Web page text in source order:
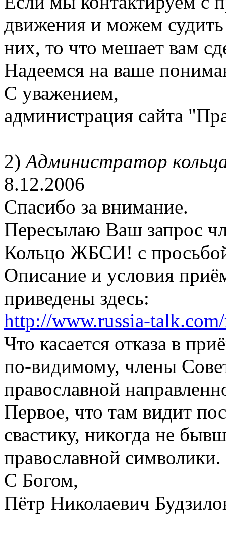
движения и можем
них, то что мешает вам
Надеемся на ваше
С уважением,
администрация сайта
2)Администратор
8.12.2006
Спасибо за внимание.
Пересылаю Ваш запрос
Кольцо ЖБСИ! с просьбой
Описание и условия
приведены здесь:
http://www.russia-
Что касается отказа в
по-видимому, члены
православной
Первое, что там видит
свастику, никогда не
православной символики.
С Богом,
Пётр Николаевич